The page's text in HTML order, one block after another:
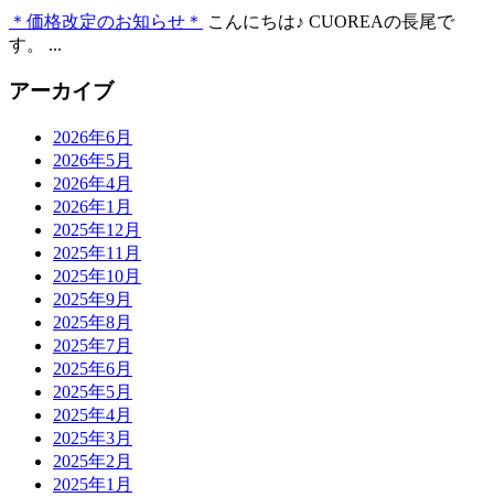
＊価格改定のお知らせ＊
こんにちは♪ CUOREAの長尾で
す。 ...
アーカイブ
2026年6月
2026年5月
2026年4月
2026年1月
2025年12月
2025年11月
2025年10月
2025年9月
2025年8月
2025年7月
2025年6月
2025年5月
2025年4月
2025年3月
2025年2月
2025年1月